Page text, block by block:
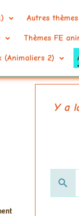
Autres
Thèmes FE
(Animaliers 2)
Y a